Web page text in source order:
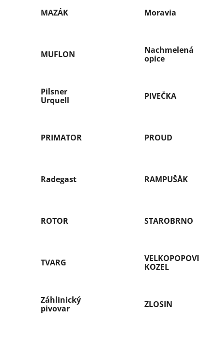
MAZÁK Moravia
MUFLON
Nachmelená
opice
Pilsner
Urquell
PIVEČKA
PRIMATOR PROUD
Radegast RAMPUŠÁK
ROTOR STAROBRNO
TVARG
VELKOPOPOVICKÝ
KOZEL
Záhlinický
pivovar
ZLOSIN